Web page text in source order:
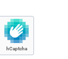
hCaptcha